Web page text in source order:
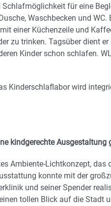
für eine
Waschbecken und
mit einer Küchenzeile und
zu trinken. Tagsüber dient
Kinder schon schlafen.
Kinderschlaflabor wird
kindgerechte Ausgestaltung
Ambiente-Lichtkonzept,
konnte mit der
und seiner Spender
tollen Blick auf die Stadt